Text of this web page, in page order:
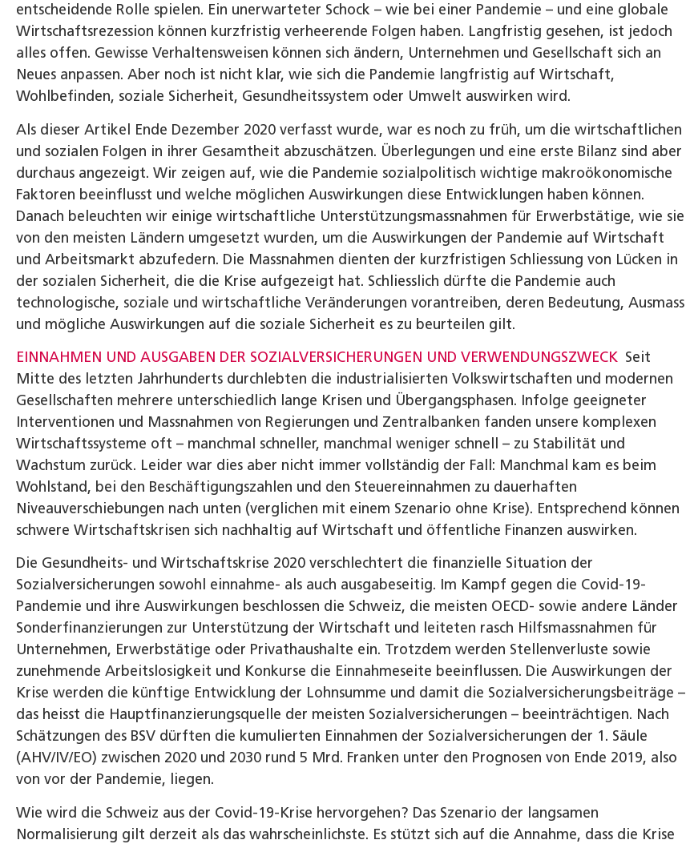
entscheidende Rolle spielen. Ein unerwarteter Schock – wie bei einer Pandemie – und eine globale
Wirtschafts­rezession können kurzfristig verheerende Folgen haben. Langfristig gesehen, ist jedoch
alles offen. Gewisse Verhaltensweisen können sich ändern, Unternehmen und Gesellschaft sich an
Neues anpassen. Aber noch ist nicht klar, wie sich die Pandemie langfristig auf Wirtschaft,
Wohlbefinden, soziale Sicherheit, Gesundheitssystem oder Umwelt auswirken wird.
Als dieser Artikel Ende Dezember 2020 verfasst wurde, war es noch zu früh, um die wirtschaftlichen
und sozialen Folgen in ihrer Gesamtheit abzuschätzen. Überlegungen und eine erste Bilanz sind aber
durchaus angezeigt. Wir zeigen auf, wie die Pandemie sozialpolitisch wichtige makro­ökonomische
Faktoren beeinflusst und welche möglichen Auswirkungen diese Entwicklungen haben können.
Danach beleuchten wir einige wirtschaftliche Unterstützungsmassnahmen für Erwerbstätige, wie sie
von den meisten Ländern umgesetzt wurden, um die Auswirkungen der Pandemie auf Wirtschaft
und Arbeitsmarkt abzufedern. Die Massnahmen dienten der kurzfristigen Schliessung von Lücken in
der sozialen Sicherheit, die die Krise aufgezeigt hat. Schliesslich dürfte die Pandemie auch
technologische, soziale und wirtschaftliche Veränderungen vorantreiben, deren Bedeutung, Ausmass
und mögliche Auswirkungen auf die soziale Sicherheit es zu beurteilen gilt.
EINNAHMEN UND AUSGABEN DER SOZIAL­VERSICHERUNGEN UND VERWENDUNGSZWECK Seit
Mitte des letzten Jahrhunderts durchlebten die industrialisierten Volkswirtschaften und modernen
Gesellschaften mehrere unterschiedlich lange Krisen und Übergangsphasen. Infolge geeigneter
Interventionen und Massnahmen von Regierungen und Zentralbanken fanden unsere komplexen
Wirtschaftssysteme oft – manchmal schneller, manchmal weniger schnell – zu Stabilität und
Wachstum zurück. Leider war dies aber nicht immer vollständig der Fall: Manchmal kam es beim
Wohlstand, bei den Beschäftigungszahlen und den Steuereinnahmen zu dauerhaften
Niveauverschiebungen nach unten (verglichen mit einem Szenario ohne Krise). Entsprechend können
schwere Wirtschaftskrisen sich nachhaltig auf Wirtschaft und öffentliche Finanzen auswirken.
Die Gesundheits- und Wirtschaftskrise 2020 verschlechtert die finanzielle Situation der
Sozialversicherungen sowohl einnahme- als auch ausgabeseitig. Im Kampf gegen die Covid-19-
Pandemie und ihre Auswirkungen beschlossen die Schweiz, die meisten OECD- sowie andere Länder
Sonderfinanzierungen zur Unterstützung der Wirtschaft und leiteten rasch Hilfsmassnahmen für
Unternehmen, Erwerbstätige oder Privathaushalte ein. Trotzdem werden Stellenverluste sowie
zunehmende Arbeitslosigkeit und Konkurse die Einnahmeseite beeinflussen. Die Auswirkungen der
Krise werden die künftige Entwicklung der Lohnsumme und damit die Sozialversicherungsbeiträge –
das heisst die Hauptfinanzierungsquelle der meisten Sozialversicherungen – beeinträchtigen. Nach
Schätzungen des BSV dürften die kumulierten Einnahmen der Sozialversicherungen der 1. Säule
(AHV/IV/EO) zwischen 2020 und 2030 rund 5 Mrd. Franken unter den Prognosen von Ende 2019, also
von vor der Pandemie, liegen.
Wie wird die Schweiz aus der Covid-19-Krise hervorgehen? Das Szenario der langsamen
Normalisierung gilt derzeit als das wahrscheinlichste. Es stützt sich auf die Annahme, dass die Krise